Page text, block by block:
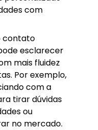
com
contato
esclarecer
mais fluidez
Por exemplo,
com a
tirar dúvidas
ou
no mercado.